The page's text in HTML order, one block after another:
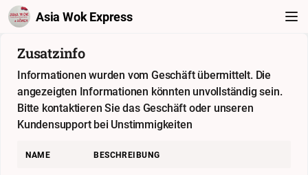
Asia Wok Express
Zusatzinfo
Informationen wurden vom Geschäft übermittelt. Die
angezeigten Informationen könnten unvollständig sein.
Bitte kontaktieren Sie das Geschäft oder unseren
Kundensupport bei Unstimmigkeiten
NAME BESCHREIBUNG